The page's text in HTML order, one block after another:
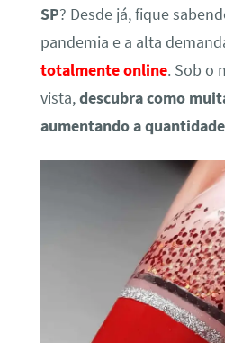
SP? Desde já, fique
pandemia e a alta
totalmente online. Sob o
vista,descubra como
aumentando a